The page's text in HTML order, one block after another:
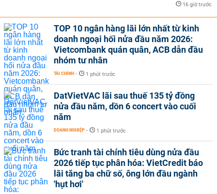
16 giờ trước
TOP 10 ngân hàng lãi lớn nhất từ kinh
doanh ngoại hối nửa đầu năm 2026:
Vietcombank quán quân, ACB dẫn đầu
nhóm tư nhân
TÀI CHÍNH - 1 phút trước
DatVietVAC lãi sau thuế 135 tỷ đồng
nửa đầu năm, dồn 6 concert vào cuối
năm
DOANH NGHIỆP - 1 phút trước
Bức tranh tài chính tiêu dùng nửa đầu
2026 tiếp tục phân hóa: VietCredit báo
lãi tăng ba chữ số, ông lớn đầu ngành
'hụt hơi'